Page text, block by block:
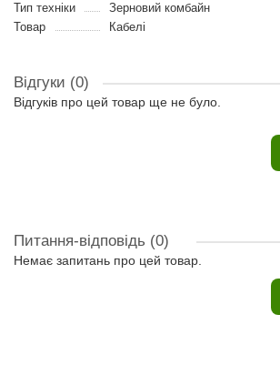
Тип техніки
Зерновий комбайн
Товар
Кабелі
Відгуки (0)
Відгуків про цей товар ще не було.
Питання-відповідь (0)
Немає запитань про цей товар.